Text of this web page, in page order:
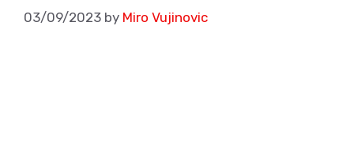
03/09/2023 by Miro Vujinovic